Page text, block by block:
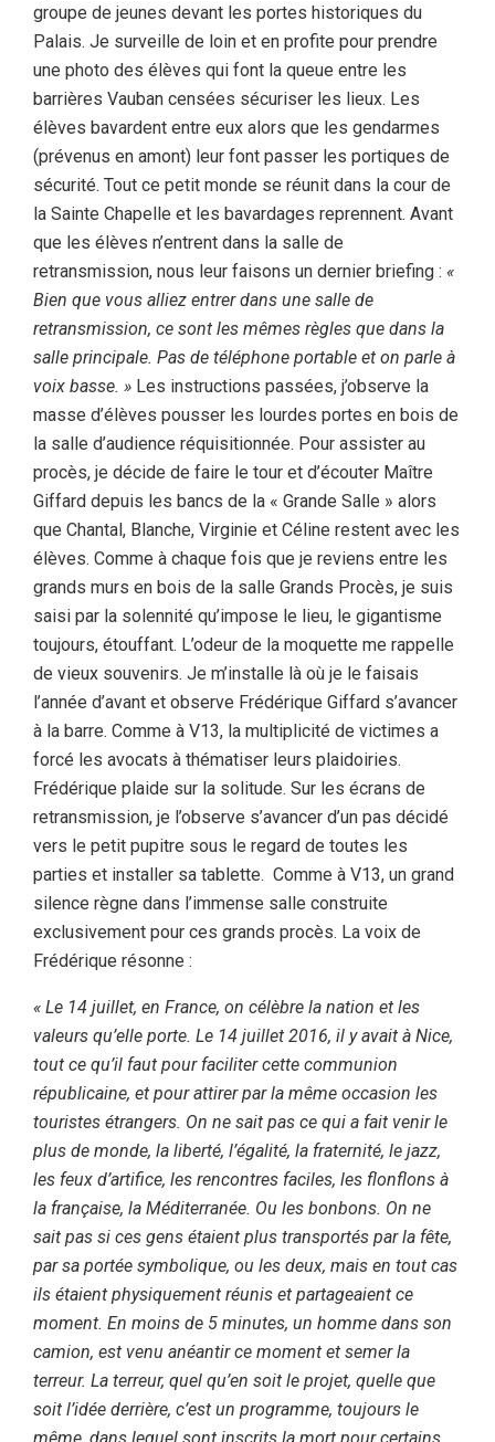
groupe de jeunes devant les portes historiques du
Palais. Je surveille de loin et en profite pour prendre
une photo des élèves qui font la queue entre les
barrières Vauban censées sécuriser les lieux. Les
élèves bavardent entre eux alors que les gendarmes
(prévenus en amont) leur font passer les portiques de
sécurité. Tout ce petit monde se réunit dans la cour de
la Sainte Chapelle et les bavardages reprennent. Avant
que les élèves n’entrent dans la salle de
retransmission, nous leur faisons un dernier briefing : «
Bien que vous alliez entrer dans une salle de
retransmission, ce sont les mêmes règles que dans la
salle principale. Pas de téléphone portable et on parle à
voix basse. » Les instructions passées, j’observe la
masse d’élèves pousser les lourdes portes en bois de
la salle d’audience réquisitionnée. Pour assister au
procès, je décide de faire le tour et d’écouter Maître
Giffard depuis les bancs de la « Grande Salle » alors
que Chantal, Blanche, Virginie et Céline restent avec les
élèves. Comme à chaque fois que je reviens entre les
grands murs en bois de la salle Grands Procès, je suis
saisi par la solennité qu’impose le lieu, le gigantisme
toujours, étouffant. L’odeur de la moquette me rappelle
de vieux souvenirs. Je m’installe là où je le faisais
l’année d’avant et observe Frédérique Giffard s’avancer
à la barre. Comme à V13, la multiplicité de victimes a
forcé les avocats à thématiser leurs plaidoiries.
Frédérique plaide sur la solitude. Sur les écrans de
retransmission, je l’observe s’avancer d’un pas décidé
vers le petit pupitre sous le regard de toutes les
parties et installer sa tablette. Comme à V13, un grand
silence règne dans l’immense salle construite
exclusivement pour ces grands procès. La voix de
Frédérique résonne :
« Le 14 juillet, en France, on célèbre la nation et les
valeurs qu’elle porte. Le 14 juillet 2016, il y avait à Nice,
tout ce qu’il faut pour faciliter cette communion
républicaine, et pour attirer par la même occasion les
touristes étrangers. On ne sait pas ce qui a fait venir le
plus de monde, la liberté, l’égalité, la fraternité, le jazz,
les feux d’artifice, les rencontres faciles, les flonflons à
la française, la Méditerranée. Ou les bonbons. On ne
sait pas si ces gens étaient plus transportés par la fête,
par sa portée symbolique, ou les deux, mais en tout cas
ils étaient physiquement réunis et partageaient ce
moment. En moins de 5 minutes, un homme dans son
camion, est venu anéantir ce moment et semer la
terreur. La terreur, quel qu’en soit le projet, quelle que
soit l’idée derrière, c’est un programme, toujours le